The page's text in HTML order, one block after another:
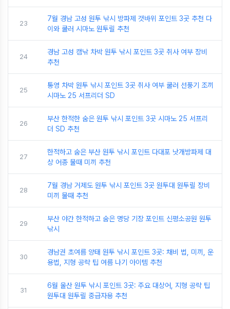
23
7월 경남 고성 원투 낚시 방파제 갯바위 포인트 3곳 추천 다
이와 쿨러 시마노 원투릴 추천
24
경남 고성 캠낚 차박 원투 낚시 포인트 3곳 취사 여부 장비
추천
25
통영 차박 원투 낚시 포인트 3곳 취사 여부 쿨러 선풍기 조끼
시마노 25 서프리더 SD
26
부산 한적한 숨은 원투 낚시 포인트 3곳 시마노 25 서프리
더 SD 추천
27
한적하고 숨은 부산 원투 낚시 포인트 다대포 낫개방파제 대
상 어종 물때 미끼 추천
28
7월 경남 거제도 원투 낚시 포인트 3곳 원투대 원투릴 장비
미끼 물때 추천
29
부산 야간 한적하고 숨은 명당 기장 포인트 신평소공원 원투
낚시
30
경남권 초여름 양태 원투 낚시 포인트 3곳: 채비 법, 미끼, 운
용법, 지형 공략 팁 여름 나기 아이템 추천
31
6월 울산 원투 낚시 포인트 3곳: 주요 대상어, 지형 공략 팁
원투대 원투릴 중급자용 추천